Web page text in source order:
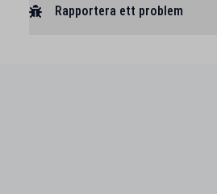
Rapportera ett problem